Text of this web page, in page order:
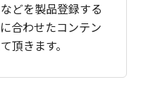
どを製品登録する
合わせたコンテン
頂きます。